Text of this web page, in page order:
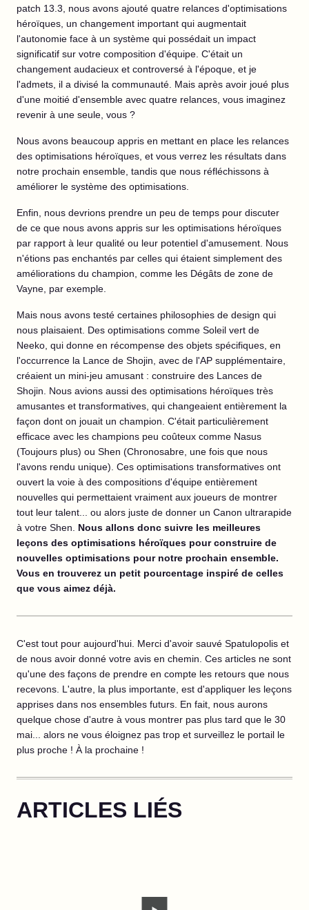
patch 13.3, nous avons ajouté quatre relances d'optimisations
héroïques, un changement important qui augmentait
l'autonomie face à un système qui possédait un impact
significatif sur votre composition d'équipe. C'était un
changement audacieux et controversé à l'époque, et je
l'admets, il a divisé la communauté. Mais après avoir joué plus
d'une moitié d'ensemble avec quatre relances, vous imaginez
revenir à une seule, vous ?
Nous avons beaucoup appris en mettant en place les relances
des optimisations héroïques, et vous verrez les résultats dans
notre prochain ensemble, tandis que nous réfléchissons à
améliorer le système des optimisations.
Enfin, nous devrions prendre un peu de temps pour discuter
de ce que nous avons appris sur les optimisations héroïques
par rapport à leur qualité ou leur potentiel d'amusement. Nous
n'étions pas enchantés par celles qui étaient simplement des
améliorations du champion, comme les Dégâts de zone de
Vayne, par exemple.
Mais nous avons testé certaines philosophies de design qui
nous plaisaient. Des optimisations comme Soleil vert de
Neeko, qui donne en récompense des objets spécifiques, en
l'occurrence la Lance de Shojin, avec de l'AP supplémentaire,
créaient un mini-jeu amusant : construire des Lances de
Shojin. Nous avions aussi des optimisations héroïques très
amusantes et transformatives, qui changeaient entièrement la
façon dont on jouait un champion. C'était particulièrement
efficace avec les champions peu coûteux comme Nasus
(Toujours plus) ou Shen (Chronosabre, une fois que nous
l'avons rendu unique). Ces optimisations transformatives ont
ouvert la voie à des compositions d'équipe entièrement
nouvelles qui permettaient vraiment aux joueurs de montrer
tout leur talent... ou alors juste de donner un Canon ultrarapide
à votre Shen. Nous allons donc suivre les meilleures
leçons des optimisations héroïques pour construire de
nouvelles optimisations pour notre prochain ensemble.
Vous en trouverez un petit pourcentage inspiré de celles
que vous aimez déjà.
C'est tout pour aujourd'hui. Merci d'avoir sauvé Spatulopolis et
de nous avoir donné votre avis en chemin. Ces articles ne sont
qu'une des façons de prendre en compte les retours que nous
recevons. L'autre, la plus importante, est d'appliquer les leçons
apprises dans nos ensembles futurs. En fait, nous aurons
quelque chose d'autre à vous montrer pas plus tard que le 30
mai... alors ne vous éloignez pas trop et surveillez le portail le
plus proche ! À la prochaine !
ARTICLES LIÉS